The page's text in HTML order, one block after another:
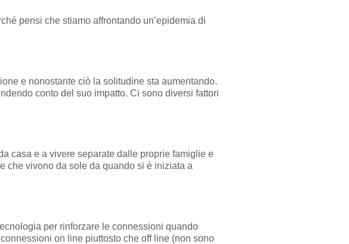
pensi che stiamo affrontando un’epidemia di
e nonostante ciò la solitudine sta aumentando.
conto del suo impatto. Ci sono diversi fattori
casa e a vivere separate dalle proprie famiglie e
che vivono da sole da quando si è iniziata a
per rinforzare le connessioni quando
on line piuttosto che off line (non sono